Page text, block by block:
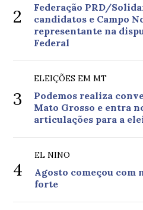
2
Federação PRD/
candidatos e Campo
representante na
Federal
3
ELEIÇÕES EM MT
Podemos realiza
Mato Grosso e entra
articulações para a
4
EL NINO
Agosto começou com
forte